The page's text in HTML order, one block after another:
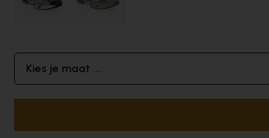
Kies je maat ...